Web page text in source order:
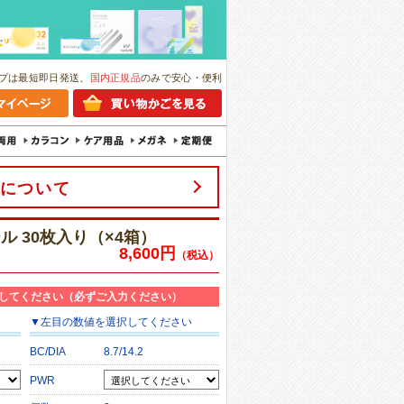
は最短即日発送、 国内正規品のみで安心・便利
ついて
30枚入り（×4箱）
8,600円
（税込）
ください（必ずご入力ください）
▼左目の数値を選択してください
BC/DIA 8.7/14.2
PWR